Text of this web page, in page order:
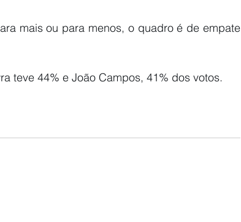
mais ou para menos, o quadro é de empate
teve 44% e João Campos, 41% dos votos.